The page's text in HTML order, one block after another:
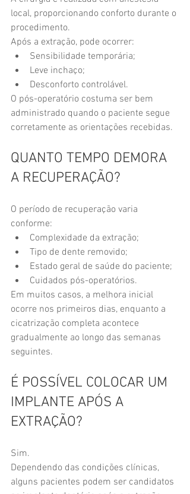
local, proporcionando conforto durante o
procedimento.
Após a extração, pode ocorrer:
Sensibilidade temporária;
Leve inchaço;
Desconforto controlável.
O pós-operatório costuma ser bem
administrado quando o paciente segue
corretamente as orientações recebidas.
QUANTO TEMPO DEMORA
A RECUPERAÇÃO?
O período de recuperação varia
conforme:
Complexidade da extração;
Tipo de dente removido;
Estado geral de saúde do paciente;
Cuidados pós-operatórios.
Em muitos casos, a melhora inicial
ocorre nos primeiros dias, enquanto a
cicatrização completa acontece
gradualmente ao longo das semanas
seguintes.
É POSSÍVEL COLOCAR UM
IMPLANTE APÓS A
EXTRAÇÃO?
Sim.
Dependendo das condições clínicas,
alguns pacientes podem ser candidatos